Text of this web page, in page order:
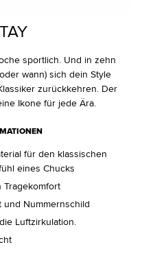
sportlich. Und in zehn
wann) sich dein Style
zurückkehren. Der
Ikone für jede Ära.
für den klassischen
eines Chucks
Tragekomfort
und Nummernschild
Luftzirkulation.